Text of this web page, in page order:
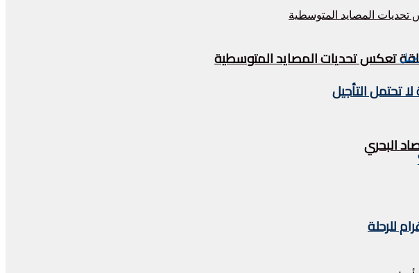
البحري
تحتمل التأجيل